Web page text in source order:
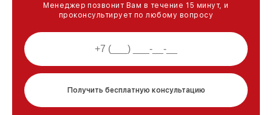
Менеджер позвонит Вам в течение 15 минут, и
проконсультирует по любому вопросу
Получить бесплатную консультацию